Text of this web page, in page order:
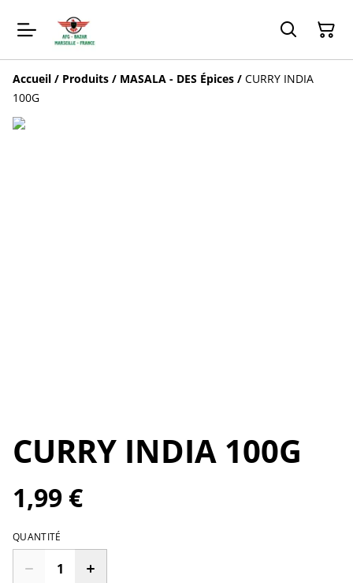
Accueil / Produits / MASALA - DES Épices / CURRY INDIA
100G
CURRY INDIA 100G
1,99 €
QUANTITÉ